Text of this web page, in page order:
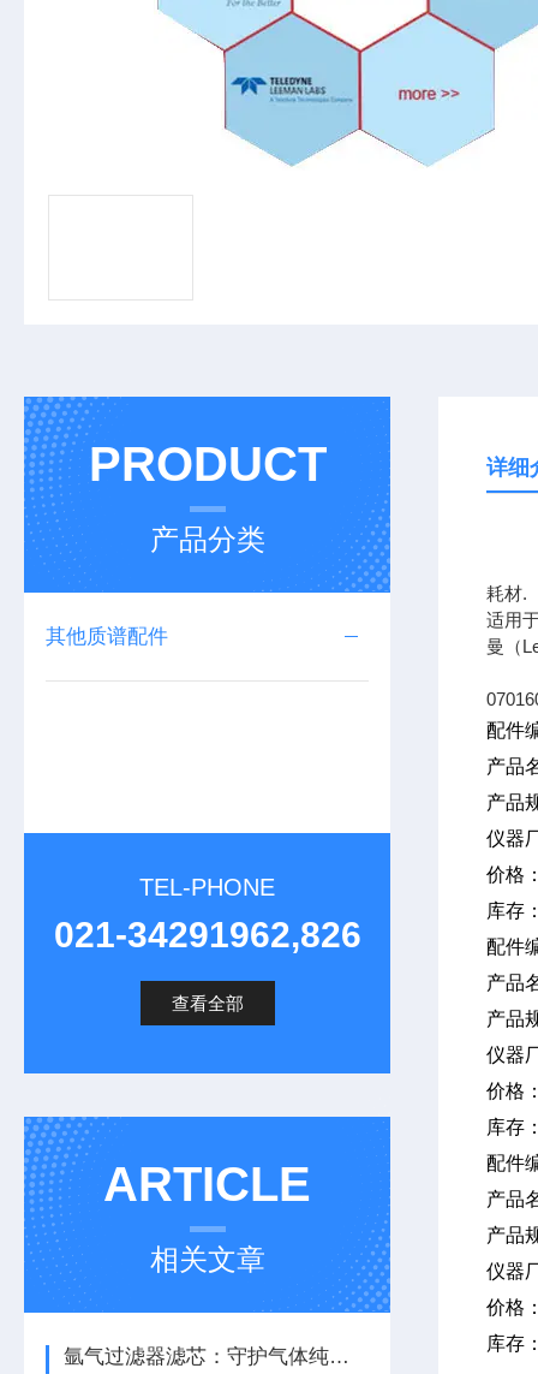
PRODUCT
产品分类
其他质谱配件
TEL-PHONE
021-34291962,826
查看全部
ARTICLE
相关文章
氩气过滤器滤芯：守护气体纯度，保障系统稳定运行
详细
耗材.
适用
曼（
配件
产品
产品
仪器
价格
库存
配件
产品
产品
仪器
价格
库存
配件
产品
产品
仪器
价格
库存